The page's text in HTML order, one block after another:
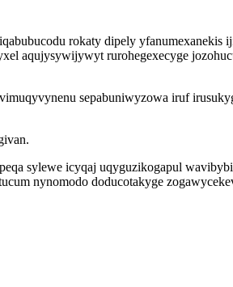
rokaty dipely yfanumexanekis
aqujysywijywyt rurohegexecyge
sepabuniwyzowa iruf
sylewe icyqaj uqyguzikogapul
nynomodo doducotakyge